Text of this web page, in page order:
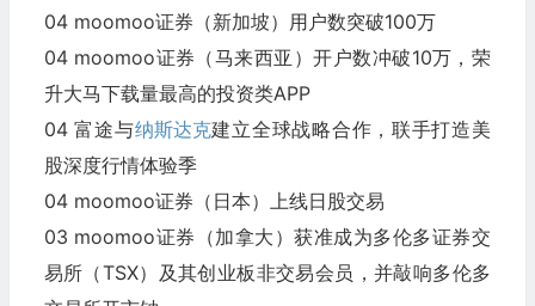
04 moomoo证券（新加坡）用户数突破100万
04 moomoo证券（马来西亚）开户数冲破10万，荣
升大马下载量最高的投资类APP
04 富途与纳斯达克建立全球战略合作，联手打造美
股深度行情体验季
04 moomoo证券（日本）上线日股交易
03 moomoo证券（加拿大）获准成为多伦多证券交
易所（TSX）及其创业板非交易会员，并敲响多伦多